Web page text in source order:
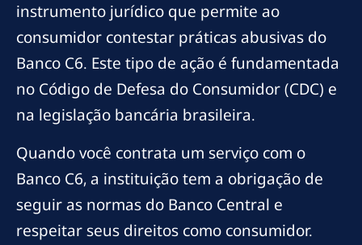
instrumento jurídico que permite ao
consumidor contestar práticas abusivas do
Banco C6. Este tipo de ação é fundamentada
no Código de Defesa do Consumidor (CDC) e
na legislação bancária brasileira.
Quando você contrata um serviço com o
Banco C6, a instituição tem a obrigação de
seguir as normas do Banco Central e
respeitar seus direitos como consumidor.